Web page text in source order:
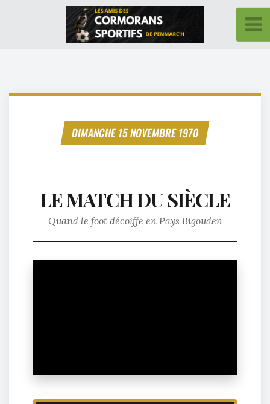
DIMANCHE 15 NOVEMBRE 1970
LE MATCH DU SIÈCLE
Quand le foot décoiffe en Pays Bigouden